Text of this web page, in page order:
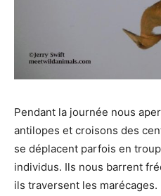
Pendant la journée nous
antilopes et croisons des
se déplacent parfois en
individus. Ils nous barrent
ils traversent les